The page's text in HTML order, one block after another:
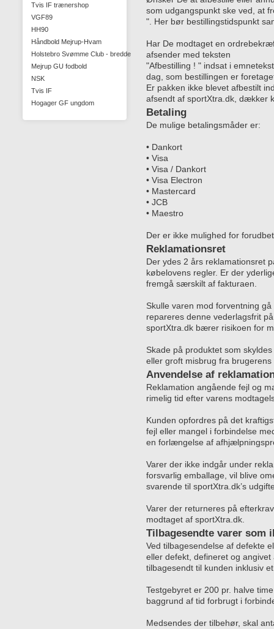
Tvis IF trænershop
VGF89
HH90
Håndbold Mejrup-Hvam
Holstebro Svømme Club - bredde
Mejrup GU fodbold
NSK
Tvis IF
Hogager GF ungdom
som udgangspunkt ske ved, at
". Her bør bestillingstidspunkt
Har De modtaget en
afsender med teksten
"Afbestilling ! " indsat i
dag, som bestillingen er
Er pakken ikke blevet afbestilt
afsendt af sportXtra.dk, dækker
Betaling
De mulige betalingsmåder er:
• Dankort
• Visa
• Visa / Dankort
• Visa Electron
• Mastercard
• JCB
• Maestro
Der er ikke mulighed for
Reklamationsret
Der ydes 2 års reklamationsret
købelovens regler. Er der
fremgå særskilt af fakturaen.
Skulle varen mod forventning
repareres denne vederlagsfrit
sportXtra.dk bærer risikoen for
Skade på produktet som
eller groft misbrug fra
Anvendelse af
Reklamation angående fejl og
rimelig tid efter varens
Kunden opfordres på det
fejl eller mangel i forbindelse
en forlængelse af
Varer der ikke indgår under
forsvarlig emballage, vil blive
svarende til sportXtra.dk’s
Varer der returneres på
modtaget af sportXtra.dk.
Tilbagesendte varer som
Ved tilbagesendelse af defekte
eller defekt, defineret og
tilbagesendt til kunden inklusiv
Testgebyret er 200 pr. halve
baggrund af tid forbrugt i
Medsendes der tilbehør, skal